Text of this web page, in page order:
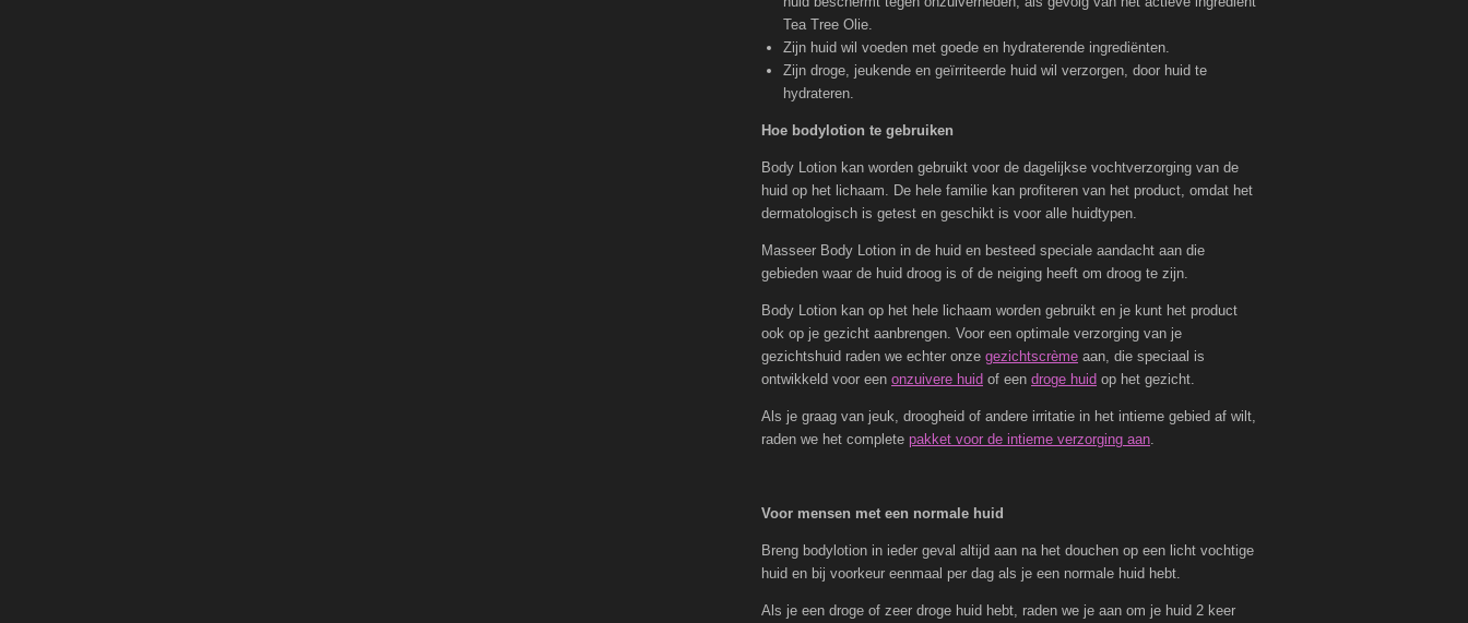
Tea Tree Olie.
Zijn huid wil voeden met goede en hydraterende ingrediënten.
Zijn droge, jeukende en geïrriteerde huid wil verzorgen, door huid te
hydrateren.
Hoe bodylotion te gebruiken
Body Lotion kan worden gebruikt voor de dagelijkse vochtverzorging van de
huid op het lichaam. De hele familie kan profiteren van het product, omdat het
dermatologisch is getest en geschikt is voor alle huidtypen.
Masseer Body Lotion in de huid en besteed speciale aandacht aan die
gebieden waar de huid droog is of de neiging heeft om droog te zijn.
Body Lotion kan op het hele lichaam worden gebruikt en je kunt het product
ook op je gezicht aanbrengen. Voor een optimale verzorging van je
gezichtshuid raden we echter onze gezichtscrème aan, die speciaal is
ontwikkeld voor een onzuivere huid of een droge huid op het gezicht.
Als je graag van jeuk, droogheid of andere irritatie in het intieme gebied af wilt,
raden we het complete pakket voor de intieme verzorging aan
Voor mensen met een normale huid
Breng bodylotion in ieder geval altijd aan na het douchen op een licht vochtige
huid en bij voorkeur eenmaal per dag als je een normale huid hebt.
Als je een droge of zeer droge huid hebt, raden we je aan om je huid 2 keer